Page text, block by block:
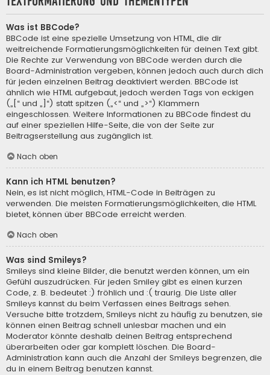
Was ist BBCode?
BBCode ist eine spezielle Umsetzung von HTML, die dir
weitreichende Formatierungsmöglichkeiten für deinen Text gibt.
Die Rechte zur Verwendung von BBCode werden durch die
Board-Administration vergeben, können jedoch auch durch dich
für jeden einzelnen Beitrag deaktiviert werden. BBCode ist
ähnlich wie HTML aufgebaut, jedoch werden Tags von eckigen
(„[“ und „]“) statt spitzen („<“ und „>“) Klammern
eingeschlossen. Weitere Informationen zu BBCode findest du
auf einer speziellen Hilfe-Seite, die von der Seite zur
Beitragserstellung aus zugänglich ist.
Nach oben
Kann ich HTML benutzen?
Nein, es ist nicht möglich, HTML-Code in Beiträgen zu
verwenden. Die meisten Formatierungsmöglichkeiten, die HTML
bietet, können über BBCode erreicht werden.
Nach oben
Was sind Smileys?
Smileys sind kleine Bilder, die benutzt werden können, um ein
Gefühl auszudrücken. Für jeden Smiley gibt es einen kurzen
Code, z. B. bedeutet :) fröhlich und :( traurig. Die Liste aller
Smileys kannst du beim Verfassen eines Beitrags sehen.
Versuche bitte trotzdem, Smileys nicht zu häufig zu benutzen, sie
können einen Beitrag schnell unlesbar machen und ein
Moderator könnte deshalb deinen Beitrag entsprechend
überarbeiten oder gar komplett löschen. Die Board-
Administration kann auch die Anzahl der Smileys begrenzen, die
du in einem Beitrag benutzen kannst.